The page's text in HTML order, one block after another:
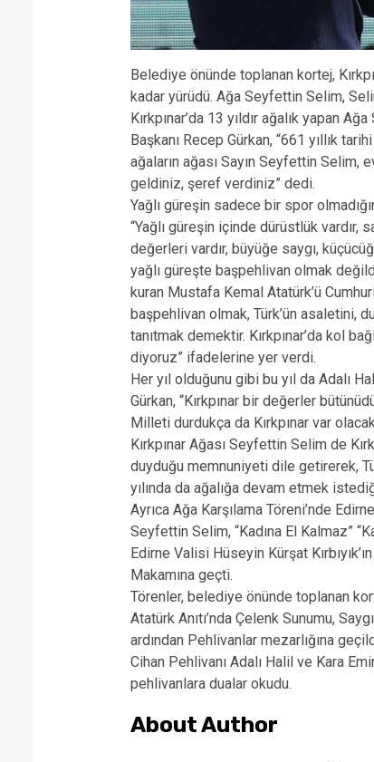
Belediye önünde toplanan kortej,
kadar yürüdü. Ağa Seyfettin Selim,
Kırkpınar’da 13 yıldır ağalık yapan
Başkanı Recep Gürkan, “661 yıllık
ağaların ağası Sayın Seyfettin Selim,
geldiniz, şeref verdiniz” dedi.
Yağlı güreşin sadece bir spor
“Yağlı güreşin içinde dürüstlük vardır,
değerleri vardır, büyüğe saygı,
yağlı güreşte başpehlivan olmak
kuran Mustafa Kemal Atatürk’ü
başpehlivan olmak, Türk’ün asaletini,
tanıtmak demektir. Kırkpınar’da kol
diyoruz” ifadelerine yer verdi.
Her yıl olduğunu gibi bu yıl da Adalı
Gürkan, “Kırkpınar bir değerler
Milleti durdukça da Kırkpınar var
Kırkpınar Ağası Seyfettin Selim de
duyduğu memnuniyeti dile getirerek,
yılında da ağalığa devam etmek
Ayrıca Ağa Karşılama Töreni’nde
Seyfettin Selim, “Kadına El Kalmaz”
Edirne Valisi Hüseyin Kürşat
Makamına geçti.
Törenler, belediye önünde toplanan
Atatürk Anıtı’nda Çelenk Sunumu,
ardından Pehlivanlar mezarlığına
Cihan Pehlivanı Adalı Halil ve Kara
pehlivanlara dualar okudu.
About Author